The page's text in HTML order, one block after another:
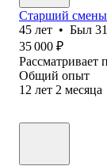
Старший
45 лет • Был
35 000 ₽
Рассматривает
Общий опыт
12 лет 2 месяца